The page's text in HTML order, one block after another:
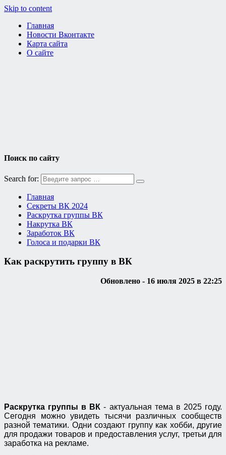
Skip to content
Главная
Новости Вконтакте
Карта сайта
О сайте
Поиск по сайту
Search for:
Главная
Секреты ВК 2024
Раскрутка группы ВК
Накрутка ВК
Заработок ВК
Голоса и подарки ВК
Как раскрутить группу в ВК
Обновлено - 16 июля 2025 в 22:25
Раскрутка группы в ВК- актуальная тема в 2025 году.
Сегодня можно увидеть тысячи различных сообществ
разной тематики. Одни создают группу как хобби, другие
для продажи товаров и предоставления услуг, третьи для
заработка на рекламе.